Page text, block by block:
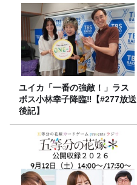
ユイカ「一番の強敵！」ラス
ボス小林幸子降臨‼【#277放送
後記】